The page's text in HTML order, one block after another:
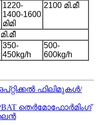
1220-
1400-1600
മിമി
2100 മി.മീ
350-
450kg/h
500-
600kg/h
ഫിലിമുകൾ/
PBAT തെർമോഫോർമിംഗ്